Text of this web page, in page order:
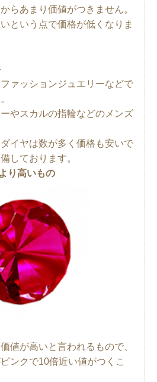
らあまり価値がつきません。
という点で価格が低くなりま
ァッションジュエリーなどで
やスカルの指輪などのメンズ
イヤは数が多く価格も安いで
しております。
り高いもの
値が高いと言われるもので、
ンクで10倍近い値がつくこ